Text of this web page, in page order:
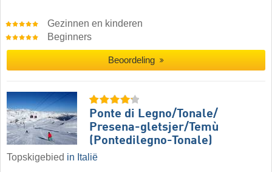
Gezinnen en kinderen
Beginners
Beoordeling
Ponte di Legno/​​Tonale/​​
Presena-gletsjer/​​Temù
(Pontedilegno-Tonale)
Topskigebied in Italië